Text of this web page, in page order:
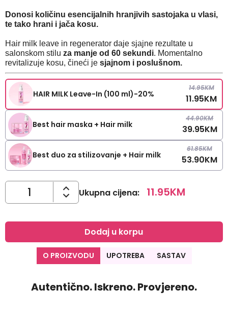
Donosi količinu esencijalnih hranjivih sastojaka u vlasi,
te tako hrani i jača kosu.
Hair milk leave in regenerator daje sjajne rezultate u
salonskom stilu za manje od 60 sekundi. Momentalno
revitalizuje kosu, čineći je sjajnom i poslušnom.
HAIR MILK Leave-In (100 ml)-20%
14.95KM
11.95KM
Best hair maska + Hair milk
44.90KM
39.95KM
Best duo za stilizovanje + Hair milk
61.85KM
53.90KM
Ukupna cijena: 11.95KM
Dodaj u korpu
O PROIZVODU UPOTREBA SASTAV
Autentično. Iskreno. Provjereno.